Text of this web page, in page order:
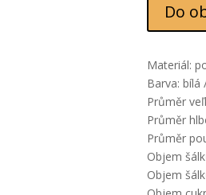
Do
Materiál:
Barva:
Průměr
Průměr
Průměr
Objem
Objem